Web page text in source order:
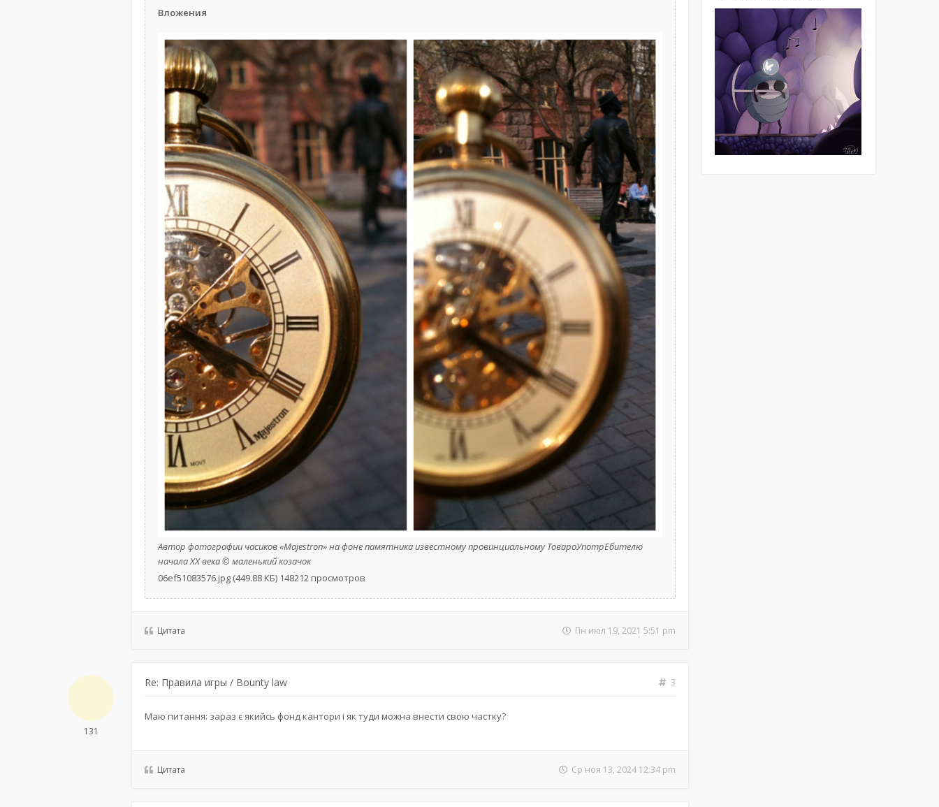
Вложения
Автор фотографии часиков «Majestron» на фоне памятника известному провинциальному ТовароУпотрЕбителю
начала XX века © маленький козачок
06ef51083576.jpg (449.88 КБ) 148212 просмотров
Цитата Пн июл 19, 2021 5:51 pm
131
Re: Правила игры / Bounty law 3
Маю питання: зараз є якийсь фонд кантори і як туди можна внести свою частку?
Цитата Ср ноя 13, 2024 12:34 pm